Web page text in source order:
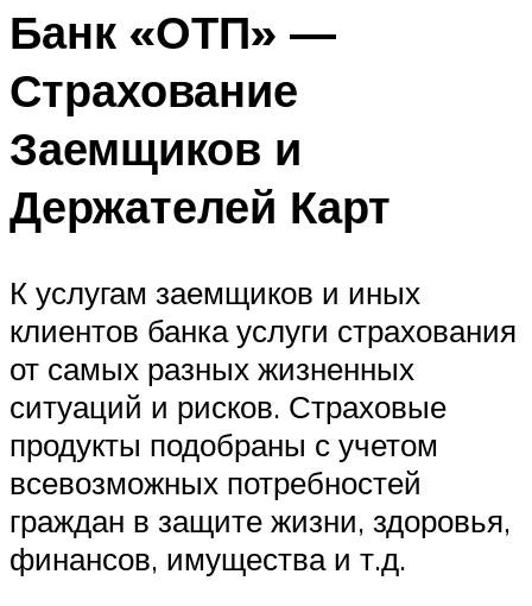
Банк «ОТП» —
Страхование
Заемщиков и
Держателей Карт
К услугам заемщиков и иных
клиентов банка услуги страхования
от самых разных жизненных
ситуаций и рисков. Страховые
продукты подобраны с учетом
всевозможных потребностей
граждан в защите жизни, здоровья,
финансов, имущества и т.д.